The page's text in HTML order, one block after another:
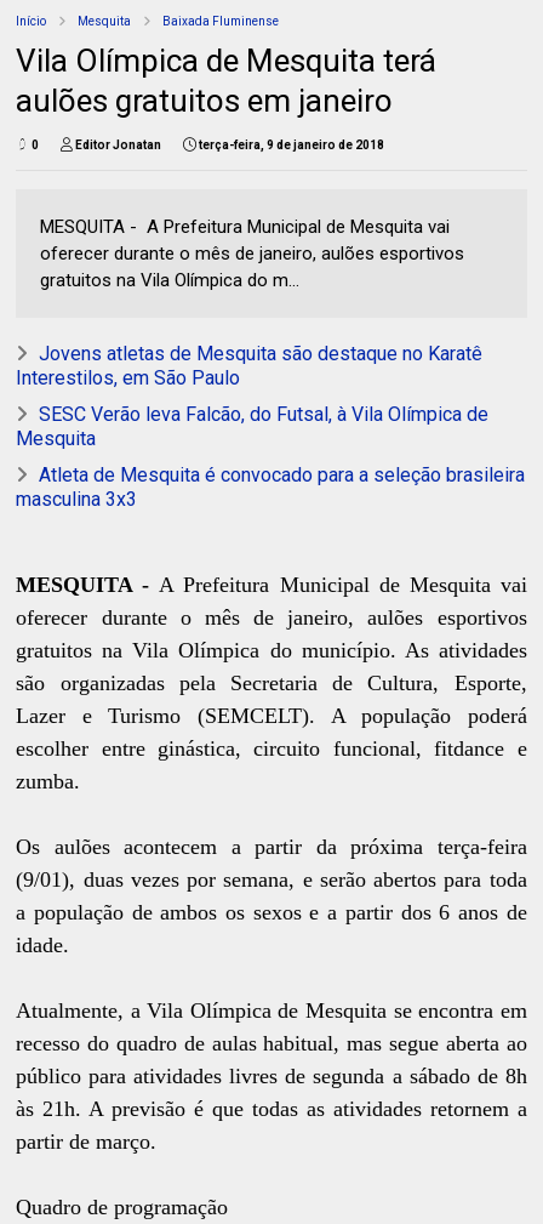
Início Mesquita Baixada Fluminense
Vila Olímpica de Mesquita terá
aulões gratuitos em janeiro
0 Editor Jonatan terça-feira, 9 de janeiro de 2018
MESQUITA - A Prefeitura Municipal de Mesquita vai
oferecer durante o mês de janeiro, aulões esportivos
gratuitos na Vila Olímpica do m...
Jovens atletas de Mesquita são destaque no Karatê
Interestilos, em São Paulo
SESC Verão leva Falcão, do Futsal, à Vila Olímpica de
Mesquita
Atleta de Mesquita é convocado para a seleção brasileira
masculina 3x3
MESQUITA -A Prefeitura Municipal de Mesquita vai
oferecer durante o mês de janeiro, aulões esportivos
gratuitos na Vila Olímpica do município. As atividades
são organizadas pela Secretaria de Cultura, Esporte,
Lazer e Turismo (SEMCELT). A população poderá
escolher entre ginástica, circuito funcional, fitdance e
zumba.
Os aulões acontecem a partir da próxima terça-feira
(9/01), duas vezes por semana, e serão abertos para toda
a população de ambos os sexos e a partir dos 6 anos de
idade.
Atualmente, a Vila Olímpica de Mesquita se encontra em
recesso do quadro de aulas habitual, mas segue aberta ao
público para atividades livres de segunda a sábado de 8h
às 21h. A previsão é que todas as atividades retornem a
partir de março.
Quadro de programação